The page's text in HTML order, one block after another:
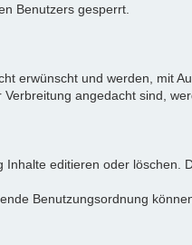
Benutzers gesperrt.
erwünscht und werden, mit
angedacht sind,
editieren oder löschen.
Benutzungsordnung